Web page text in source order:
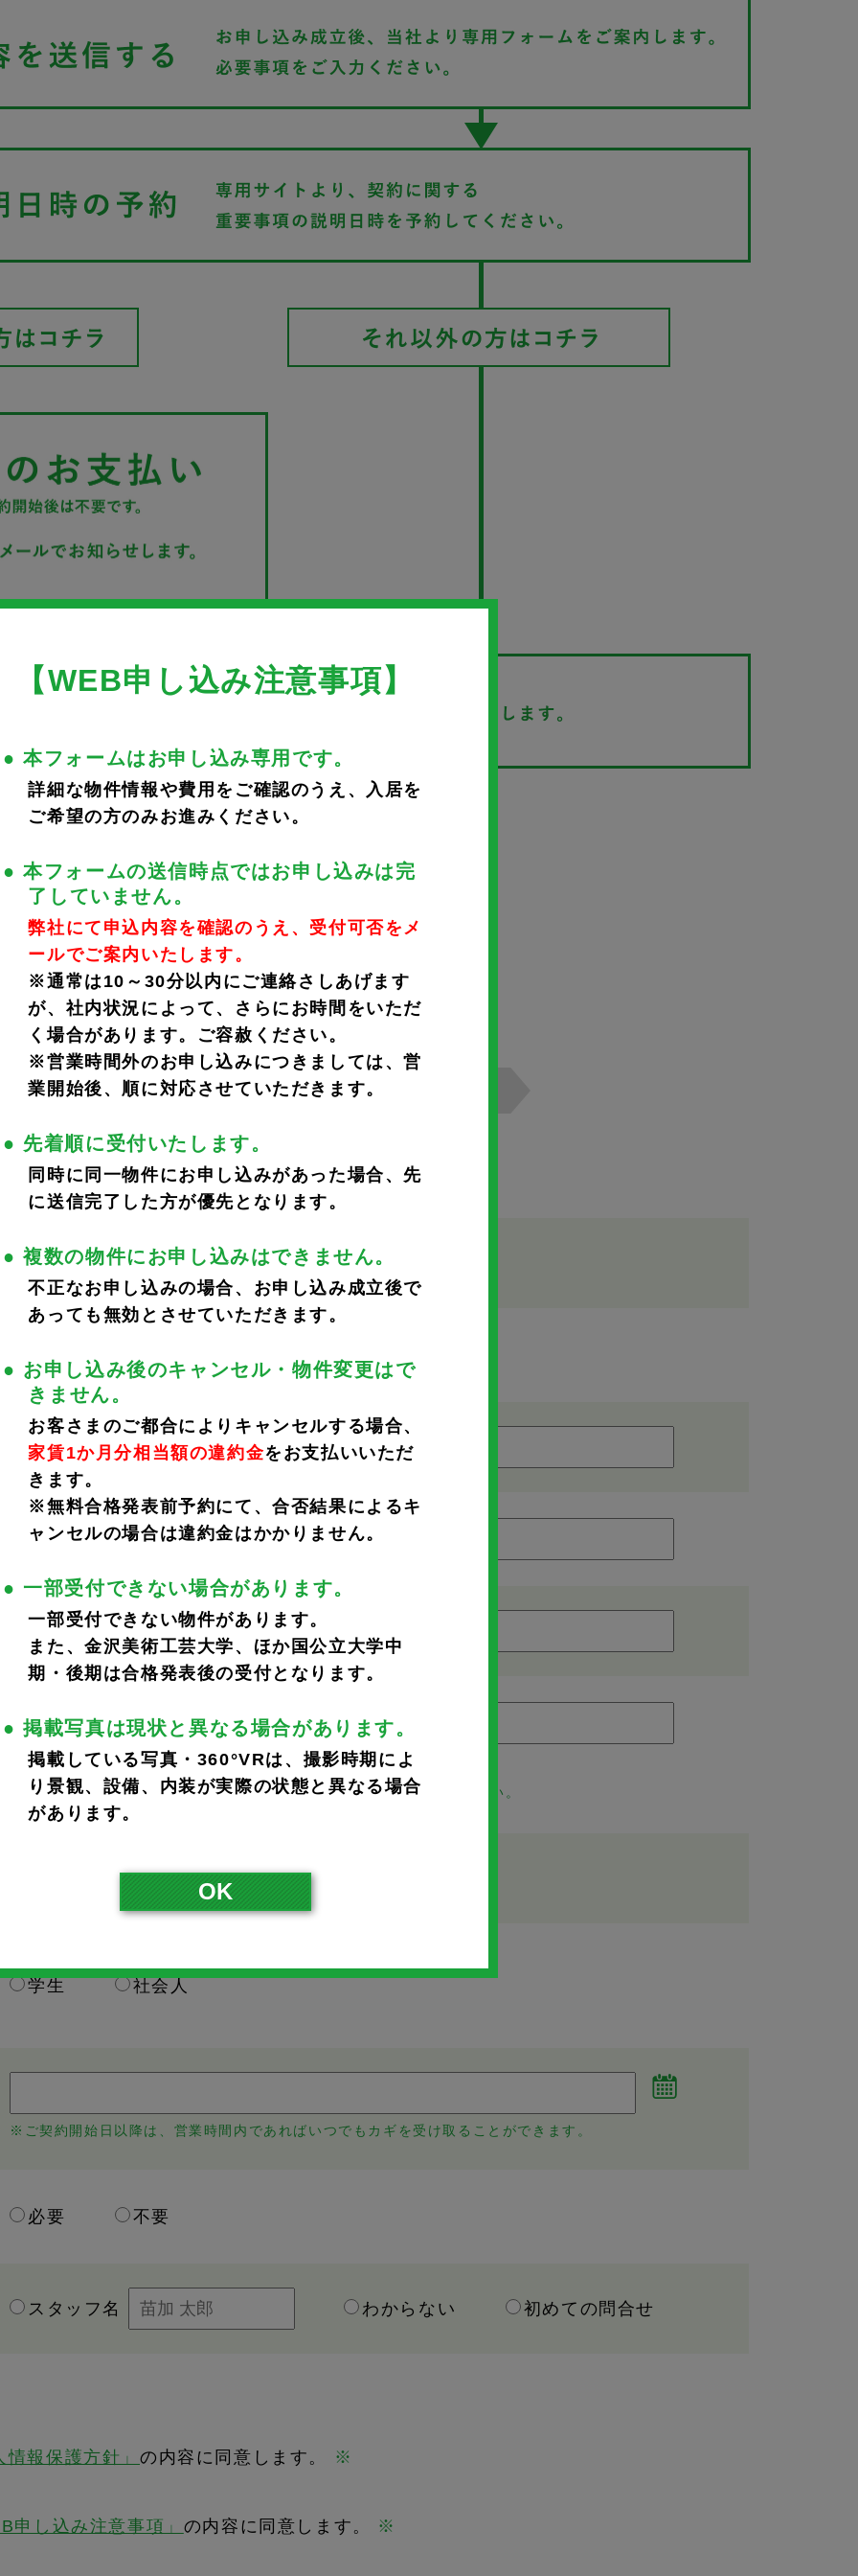
WEB申し込みフォーム
※ が付いているものは、入力必須項目です。
サンヴィレッジ
※ご入力いただいたメールアドレスに完了メールが届きます。
※携帯のアドレスの方は、宛先指定受信で@noka.co.jpをご登録ください。
父 母 その他
学生 社会人
※ご契約開始日以降は、営業時間内であればいつでもカギを受け取ることができます。
必要 不要
スタッフ名 わからない 初めての問合せ
情報保護方針」の内容に同意します。 ※
申し込み注意事項」 の内容に同意します。 ※
【WEB申し込み注意事項】
● 本フォームはお申し込み専用です。
詳細な物件情報や費用をご確認のうえ、入居を
ご希望の方のみお進みください。
● 本フォームの送信時点ではお申し込みは完
了していません。
弊社にて申込内容を確認のうえ、受付可否をメ
ールでご案内いたします。
※通常は10～30分以内にご連絡さしあげます
が、社内状況によって、さらにお時間をいただ
く場合があります。ご容赦ください。
※営業時間外のお申し込みにつきましては、営
業開始後、順に対応させていただきます。
● 先着順に受付いたします。
同時に同一物件にお申し込みがあった場合、先
に送信完了した方が優先となります。
● 複数の物件にお申し込みはできません。
不正なお申し込みの場合、お申し込み成立後で
あっても無効とさせていただきます。
● お申し込み後のキャンセル・物件変更はで
きません。
お客さまのご都合によりキャンセルする場合、
家賃1か月分相当額の違約金をお支払いいただ
きます。
※無料合格発表前予約にて、合否結果によるキ
ャンセルの場合は違約金はかかりません。
● 一部受付できない場合があります。
一部受付できない物件があります。
また、金沢美術工芸大学、ほか国公立大学中
期・後期は合格発表後の受付となります。
● 掲載写真は現状と異なる場合があります。
掲載している写真・360°VRは、撮影時期によ
り景観、設備、内装が実際の状態と異なる場合
があります。
OK